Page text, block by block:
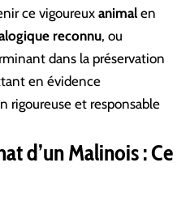
ce vigoureux animal en
reconnu, ou
dans la préservation
en évidence
rigoureuse et responsable
d’un Malinois : Ce